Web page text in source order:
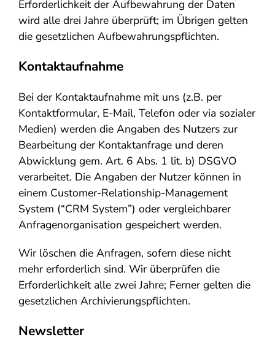
Erforderlichkeit der Aufbewahrung der Daten
wird alle drei Jahre überprüft; im Übrigen gelten
die gesetzlichen Aufbewahrungspflichten.
Kontaktaufnahme
Bei der Kontaktaufnahme mit uns (z.B. per
Kontaktformular, E-Mail, Telefon oder via sozialer
Medien) werden die Angaben des Nutzers zur
Bearbeitung der Kontaktanfrage und deren
Abwicklung gem. Art. 6 Abs. 1 lit. b) DSGVO
verarbeitet. Die Angaben der Nutzer können in
einem Customer-Relationship-Management
System (“CRM System”) oder vergleichbarer
Anfragenorganisation gespeichert werden.
Wir löschen die Anfragen, sofern diese nicht
mehr erforderlich sind. Wir überprüfen die
Erforderlichkeit alle zwei Jahre; Ferner gelten die
gesetzlichen Archivierungspflichten.
Newsletter